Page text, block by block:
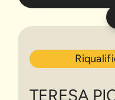
TERESA
PICCIONI